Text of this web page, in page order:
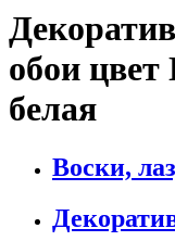
обои
белая
Воски,